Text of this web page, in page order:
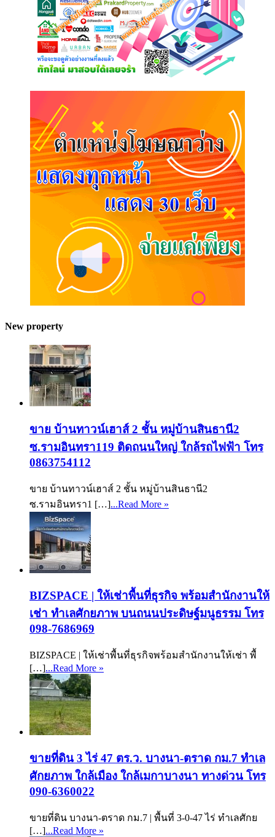
New property
ขาย บ้านทาวน์เฮาส์ 2 ชั้น หมู่บ้านสินธานี2
ซ.รามอินทรา119 ติดถนนใหญ่ ใกล้รถไฟฟ้า โทร
0863754112
ขาย บ้านทาวน์เฮาส์ 2 ชั้น หมู่บ้านสินธานี2
ซ.รามอินทรา1 […]...Read More »
BIZSPACE | ให้เช่าพื้นที่ธุรกิจ พร้อมสำนักงานให้
เช่า ทำเลศักยภาพ บนถนนประดิษฐ์มนูธรรม โทร
098-7686969
BIZSPACE | ให้เช่าพื้นที่ธุรกิจพร้อมสำนักงานให้เช่า พื้
[…]...Read More »
ขายที่ดิน 3 ไร่ 47 ตร.ว. บางนา-ตราด กม.7 ทำเล
ศักยภาพ ใกล้เมือง ใกล้เมกาบางนา ทางด่วน โทร
090-6360022
ขายที่ดิน บางนา-ตราด กม.7 | พื้นที่ 3-0-47 ไร่ ทำเลศักย
[…]...Read More »